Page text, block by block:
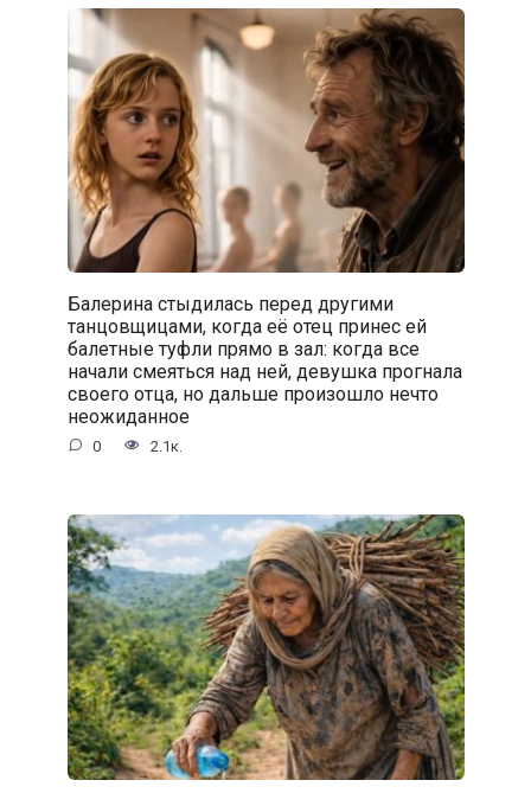
Балерина стыдилась перед другими
танцовщицами, когда её отец принес ей
балетные туфли прямо в зал: когда все
начали смеяться над ней, девушка прогнала
своего отца, но дальше произошло нечто
неожиданное
0 2.1к.